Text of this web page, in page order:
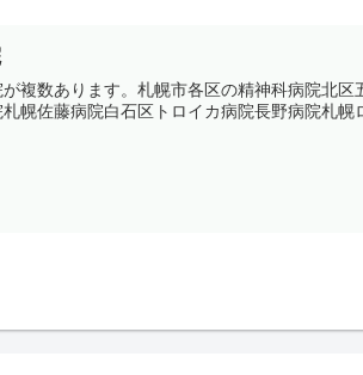
複数あります。札幌市各区の精神科病院北
幌佐藤病院白石区トロイカ病院長野病院札